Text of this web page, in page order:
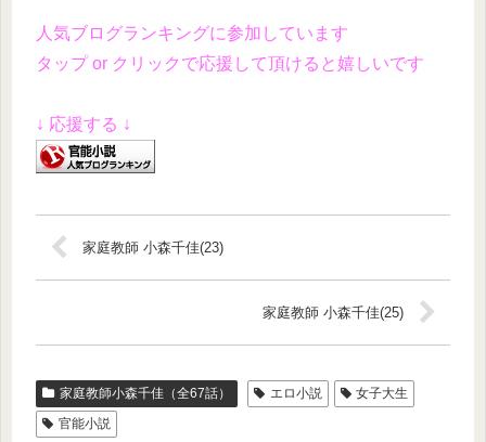
人気ブログランキングに参加しています
タップ or クリックで応援して頂けると嬉しいです
↓ 応援する ↓
家庭教師 小森千佳(23)
家庭教師 小森千佳(25)
家庭教師小森千佳（全67話） エロ小説
女子大生
官能小説